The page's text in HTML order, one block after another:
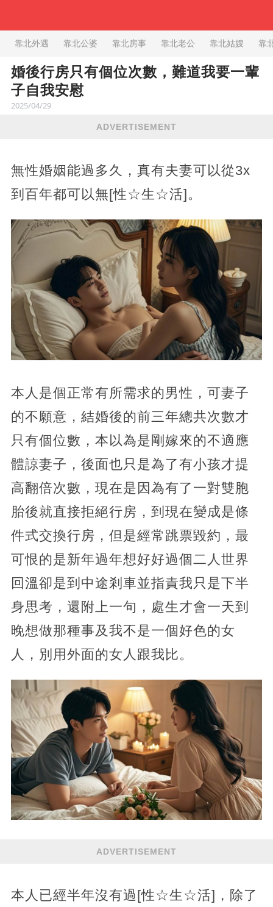
靠北外遇 靠北公婆 靠北房事 靠北老公 靠北姑嫂 靠
婚後行房只有個位次數，難道我要一輩
子自我安慰
2025/04/29
ADVERTISEMENT
無性婚姻能過多久，真有夫妻可以從3x
到百年都可以無[性☆生☆活]。
本人是個正常有所需求的男性，可妻子
的不願意，結婚後的前三年總共次數才
只有個位數，本以為是剛嫁來的不適應
體諒妻子，後面也只是為了有小孩才提
高翻倍次數，現在是因為有了一對雙胞
胎後就直接拒絕行房，到現在變成是條
件式交換行房，但是經常跳票毀約，最
可恨的是新年過年想好好過個二人世界
回溫卻是到中途剎車並指責我只是下半
身思考，還附上一句，處生才會一天到
晚想做那種事及我不是一個好色的女
人，別用外面的女人跟我比。
ADVERTISEMENT
本人已經半年沒有過[性☆生☆活]，除了